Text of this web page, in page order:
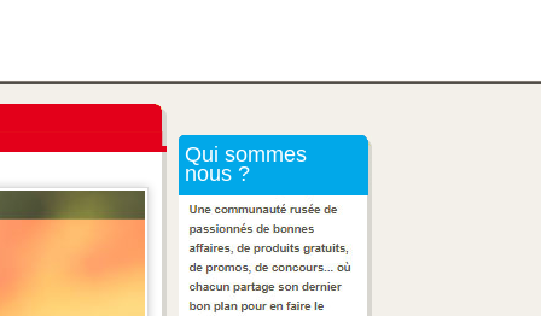
Qui sommes
nous ?